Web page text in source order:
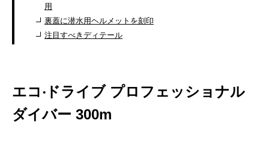
用
裏蓋に潜水用ヘルメットを刻印
注目すべきディテール
エコ‧ドライブ プロフェッショナル
ダイバー 300m